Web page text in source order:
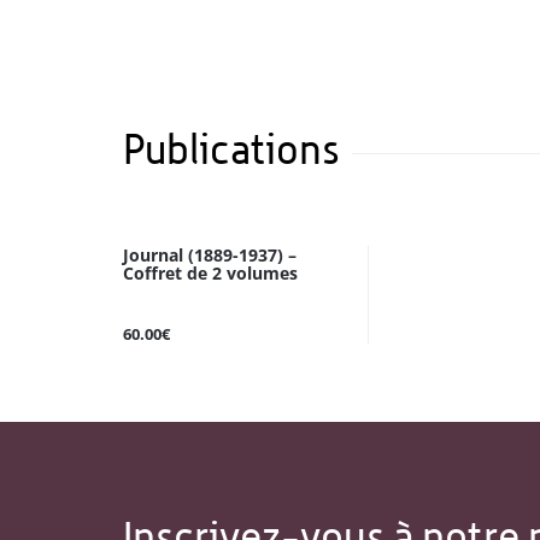
Publications
Journal (1889-1937) –
Coffret de 2 volumes
60.00€